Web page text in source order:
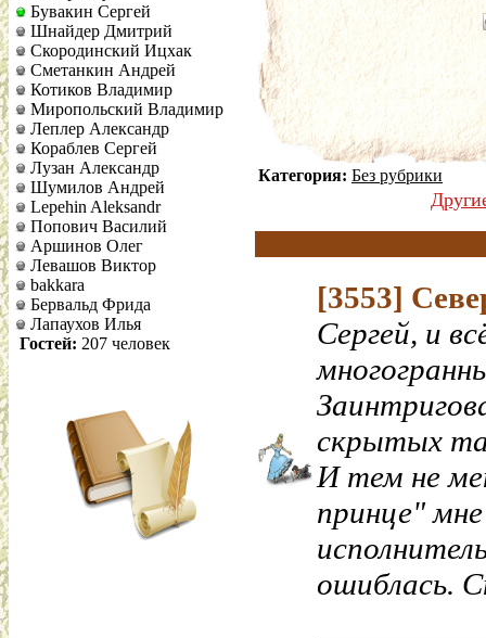
Бувакин Сергей
Шнайдер Дмитрий
Скородинский Ицхак
Сметанкин Андрей
Котиков Владимир
Миропольский Владимир
Леплер Александр
Кораблев Сергей
Лузан Александр
Шумилов Андрей
Lepehin Aleksandr
Попович Василий
Аршинов Олег
Левашов Виктор
bakkara
Бервальд Фрида
Лапаухов Илья
Гостей: 207 человек
Категория: Без рубрики
[3553]
Сергей, и
скрытых
И тем не
принце"
ошиблась.